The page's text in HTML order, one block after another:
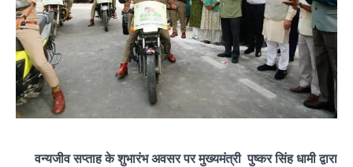
वन्यजीव सप्ताह के शुभारंभ अवसर पर मुख्यमंत्री पुष्कर सिंह धामी द्वारा